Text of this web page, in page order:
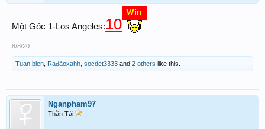
Một Góc 1-Los Angeles:10
8/8/20
Tuan bien Rađảoxahh socdet3333 and 2 others like this.
Nganpham97
Thần Tài